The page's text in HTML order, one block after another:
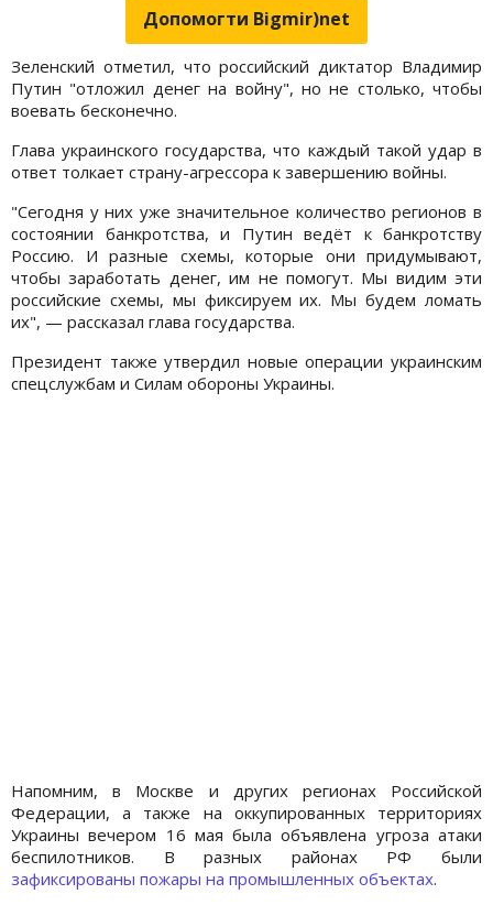
Допомогти Bigmir)net
Зеленский отметил, что российский диктатор Владимир
Путин "отложил денег на войну", но не столько, чтобы
воевать бесконечно.
Глава украинского государства, что каждый такой удар в
ответ толкает страну-агрессора к завершению войны.
"Сегодня у них уже значительное количество регионов в
состоянии банкротства, и Путин ведёт к банкротству
Россию. И разные схемы, которые они придумывают,
чтобы заработать денег, им не помогут. Мы видим эти
российские схемы, мы фиксируем их. Мы будем ломать
их", — рассказал глава государства.
Президент также утвердил новые операции украинским
спецслужбам и Силам обороны Украины.
Напомним, в Москве и других регионах Российской
Федерации, а также на оккупированных территориях
Украины вечером 16 мая была объявлена угроза атаки
беспилотников. В разных районах РФ были
зафиксированы пожары на промышленных объектах.